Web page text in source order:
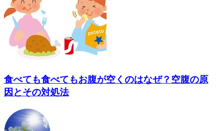
食べても食べてもお腹が空くのはなぜ？空腹の原
因とその対処法